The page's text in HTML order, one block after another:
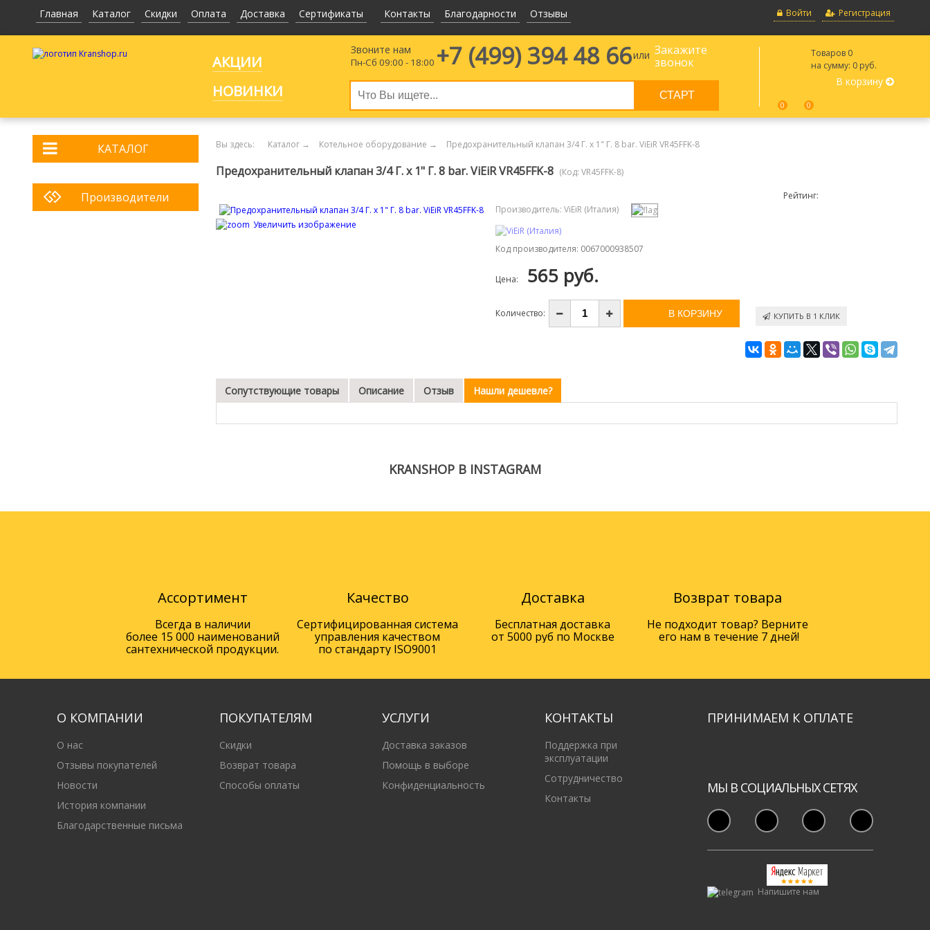
Войти Регистрация
Главная Каталог Скидки Оплата Доставка Сертификаты Контакты Благодарности Отзывы
АКЦИИ
НОВИНКИ
Звоните нам
Пн-Сб 09:00 - 18:00 +7 (499) 394 48 66или Закажите
звонок
Товаров 0
на сумму: 0 руб.
В корзину
0 0
Вы здесь: Каталог → Котельное оборудование → Предохранительный клапан 3/4 Г. х 1" Г. 8 bar. ViEiR VR45FFK-8
Предохранительный клапан 3/4 Г. х 1" Г. 8 bar. ViEiR VR45FFK-8 (Код: VR45FFK-8)
Рейтинг:
Увеличить изображение
Производитель: ViEiR (Италия)
Код производителя: 0067000938507
Цена: 565 руб.
Количество: КУПИТЬ В 1 КЛИК
Сопутствующие товары Описание Отзыв Нашли дешевле?
КАТАЛОГ
Производители
KRANSHOP В INSTAGRAM
Ассортимент
Всегда в наличии
более 15 000 наименований
сантехнической продукции.
Качество
Сертифициро­ванная система
управления качеством
по стандарту ISO9001
Доставка
Бесплатная доставка
от 5000 руб по Москве
Возврат товара
Не подходит товар? Верните
его нам в течение 7 дней!
О КОМПАНИИ
О нас
Отзывы покупателей
Новости
История компании
Благодарственные письма
ПОКУПАТЕЛЯМ
Скидки
Возврат товара
Способы оплаты
УСЛУГИ
Доставка заказов
Помощь в выборе
Конфиденциальность
КОНТАКТЫ
Поддержка при
эксплуатации
Сотрудничество
Контакты
ПРИНИМАЕМ К ОПЛАТЕ
МЫ В СОЦИАЛЬНЫХ СЕТЯХ
Напишите нам